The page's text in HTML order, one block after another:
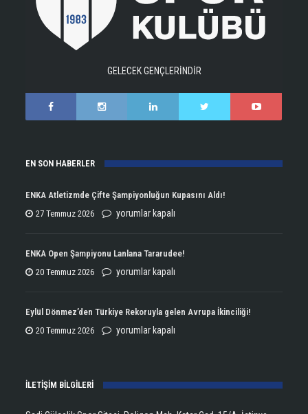
GELECEK GENÇLERİNDİR
EN SON HABERLER
ENKA Atletizmde Çifte Şampiyonluğun Kupasını Aldı!
27 Temmuz 2026
ENKA
Çifte
Şampiyonluğun
yorumlar kapalı
ENKA Open Şampiyonu Lanlana Tararudee!
20 Temmuz 2026
ENKA
Şampiyonu
Lanlana
yorumlar kapalı
Eylül Dönmez’den Türkiye Rekoruyla gelen Avrupa İkinciliği!
20 Temmuz 2026
Eylül
Rekoruyla
yorumlar kapalı
İLETİŞİM BİLGİLERİ